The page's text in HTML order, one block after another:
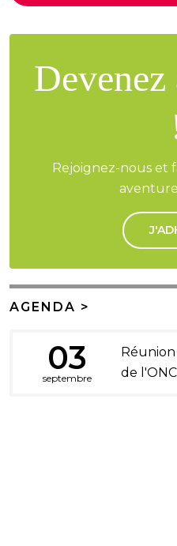
Devenez
Rejoignez-nous et
AGENDA >
03
septembre
de